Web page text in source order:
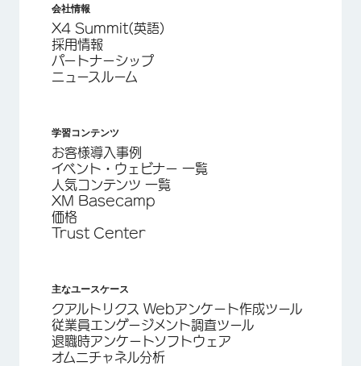
会社情報
X4 Summit(英語)
採用情報
パートナーシップ
ニュースルーム
学習コンテンツ
お客様導入事例
イベント・ウェビナー 一覧
人気コンテンツ 一覧
XM Basecamp
価格
Trust Center
主なユースケース
クアルトリクス Webアンケート作成ツール
従業員エンゲージメント調査ツール
退職時アンケートソフトウェア
オムニチャネル分析